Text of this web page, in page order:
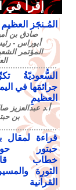
إقرأ في
المُـنجَز العظيم
صادق‮ ‬بن‮
‬أبوراس -
‬المؤتمر‮
السُّعوديّةُ
جرائمَها في
العظيمِ
أ.د عبدالعزيز
بن
قراءة لمقال
حبتور
خطاب
الثورة
القرآنية